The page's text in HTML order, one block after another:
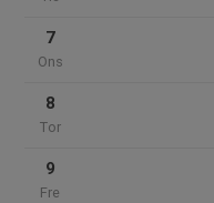
7
Ons
8
Tor
9
Fre